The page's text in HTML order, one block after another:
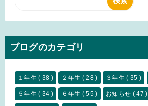
ブログのカテゴリ
１年生( 38 ) ２年生 ( 28 ) ３年生( 35 )
５年生( 34 ) ６年生 ( 55 ) お知らせ ( 47 )